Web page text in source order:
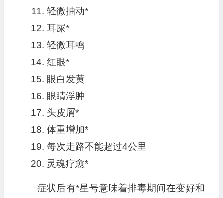
轻微抽动*
耳屎*
轻微耳鸣
红眼*
眼白发黄
眼睛浮肿
头皮屑*
体重增加*
每次走路不能超过4公里
灵魂疗愈*
症状后有*星号意味着排毒期间在变好和